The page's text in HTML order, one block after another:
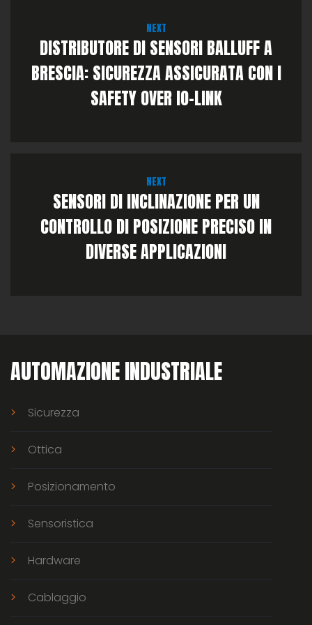
NEXT
DISTRIBUTORE DI SENSORI BALLUFF A
BRESCIA: SICUREZZA ASSICURATA CON I
SAFETY OVER IO-LINK
NEXT
SENSORI DI INCLINAZIONE PER UN
CONTROLLO DI POSIZIONE PRECISO IN
DIVERSE APPLICAZIONI
AUTOMAZIONE INDUSTRIALE
Sicurezza
Ottica
Posizionamento
Sensoristica
Hardware
Cablaggio